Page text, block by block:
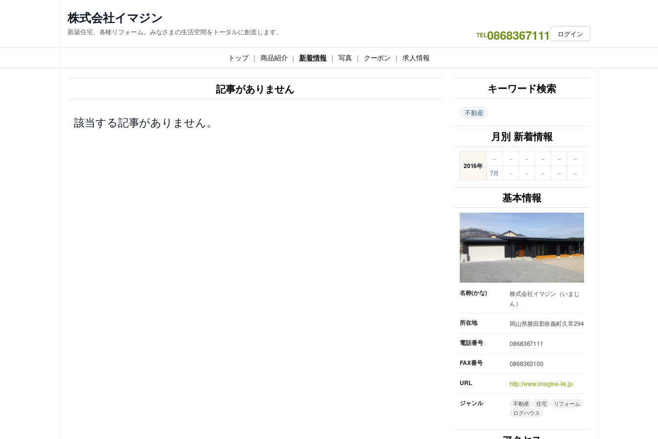
ス
キ
株式会社イマジン
新築住宅、各種リフォーム。みなさまの生活空間をトータルに創造します。 TEL0868367111 ログイン
トップ 商品紹介 新着情報 写真 クーポン 求人情報
記事がありません
該当する記事がありません。
キーワード検索
不動産
月別 新着情報
2016年
– – – – –
–
7月
– – – – –
基本情報
名称(かな)
株式会社イマジン（いまじ
ん）
所在地 岡山県勝田郡奈義町久常294
電話番号 0868367111
FAX番号 0868363100
URL http://www.imagine-kk.jp
ジャンル 不動産 住宅
リフォーム
ログハウス